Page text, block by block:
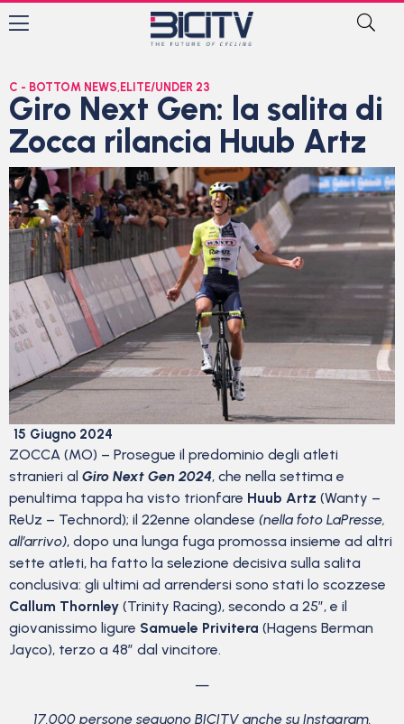
C - BOTTOM NEWS, ELITE/UNDER 23
Giro Next Gen: la salita di
Zocca rilancia Huub Artz
15 Giugno 2024
ZOCCA (MO) – Prosegue il predominio degli atleti
stranieri al Giro Next Gen 2024, che nella settima e
penultima tappa ha visto trionfare Huub Artz (Wanty –
ReUz – Technord); il 22enne olandese (nella foto LaPresse,
all’arrivo), dopo una lunga fuga promossa insieme ad altri
sette atleti, ha fatto la selezione decisiva sulla salita
conclusiva: gli ultimi ad arrendersi sono stati lo scozzese
Callum Thornley (Trinity Racing), secondo a 25″, e il
giovanissimo ligure Samuele Privitera (Hagens Berman
Jayco), terzo a 48″ dal vincitore.
—
17.000 persone seguono BICITV anche su Instagram.